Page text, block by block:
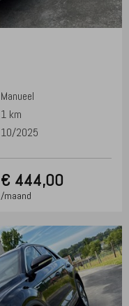
Manueel
1 km
10/2025
€ 444,00
/maand